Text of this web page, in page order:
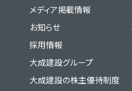
メディア掲載情報
お知らせ
採用情報
大成建設グループ
大成建設の株主優待制度